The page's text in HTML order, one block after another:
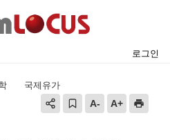
로그인
국제유가